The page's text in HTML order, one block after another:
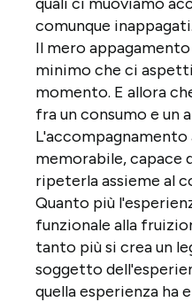
comunque inappagati.
Il mero
minimo che ci
momento. E allora
fra un consumo e un
L'accompagnamento
memorabile, capace
ripeterla assieme al
Quanto più
funzionale alla
tanto più si crea un
soggetto
quella esperienza ha